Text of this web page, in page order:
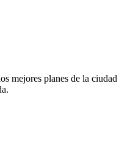
mejores planes de la ciudad